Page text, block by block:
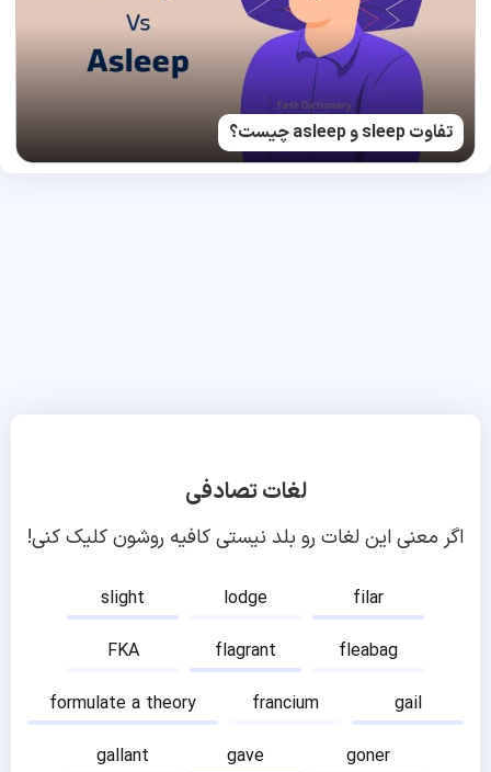
تفاوت sleep و asleep چیست؟
لغات تصادفی
اگر معنی این لغات رو بلد نیستی کافیه روشون کلیک کنی!
slight lodge
filar
FKA
flagrant
fleabag
formulate a theory
francium
gail
gallant
gave
goner